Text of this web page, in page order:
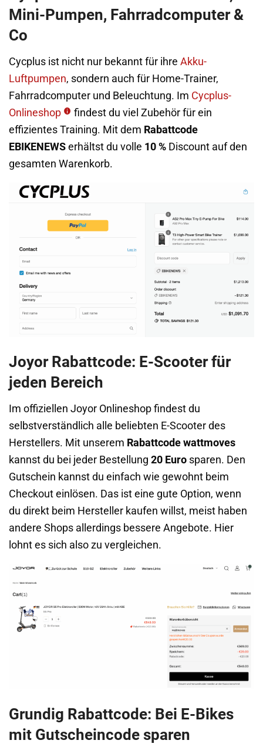
Mini-Pumpen, Fahrradcomputer &
Co
Cycplus ist nicht nur bekannt für ihre Akku-
Luftpumpen, sondern auch für Home-Trainer,
Fahrradcomputer und Beleuchtung. Im Cycplus-
Onlineshop
findest du viel Zubehör für ein
effizientes Training. Mit dem Rabattcode
EBIKENEWS erhältst du volle 10 % Discount auf den
gesamten Warenkorb.
Joyor Rabattcode: E-Scooter für
jeden Bereich
Im offiziellen Joyor Onlineshop findest du
selbstverständlich alle beliebten E-Scooter des
Herstellers. Mit unserem Rabattcode wattmoves
kannst du bei jeder Bestellung 20 Euro sparen. Den
Gutschein kannst du einfach wie gewohnt beim
Checkout einlösen. Das ist eine gute Option, wenn
du direkt beim Hersteller kaufen willst, meist haben
andere Shops allerdings bessere Angebote. Hier
lohnt es sich also zu vergleichen.
Grundig Rabattcode: Bei E-Bikes
mit Gutscheincode sparen